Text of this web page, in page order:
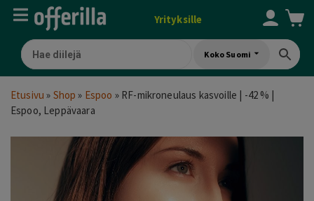
Yrityksille
Koko Suomi
Etusivu » Shop » Espoo » RF-mikroneulaus kasvoille | -42 % |
Espoo, Leppävaara